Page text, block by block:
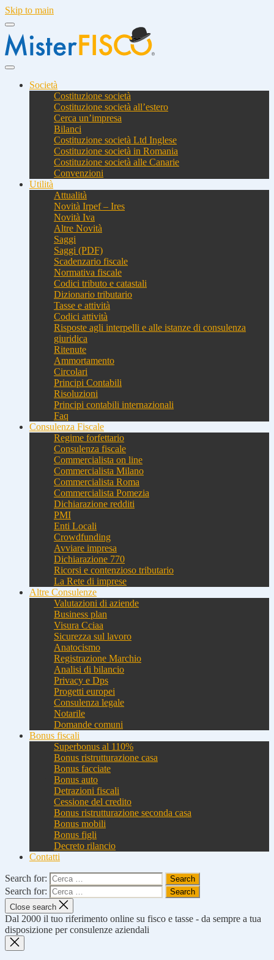
Skip to main
Società
Costituzione società
Costituzione società all’estero
Cerca un’impresa
Bilanci
Costituzione società Ltd Inglese
Costituzione società in Romania
Costituzione società alle Canarie
Convenzioni
Utilità
Attualità
Novità Irpef – Ires
Novità Iva
Altre Novità
Saggi
Saggi (PDF)
Scadenzario fiscale
Normativa fiscale
Codici tributo e catastali
Dizionario tributario
Tasse e attività
Codici attività
Risposte agli interpelli e alle istanze di consulenza
giuridica
Ritenute
Ammortamento
Circolari
Principi Contabili
Risoluzioni
Principi contabili internazionali
Faq
Consulenza Fiscale
Regime forfettario
Consulenza fiscale
Commercialista on line
Commercialista Milano
Commercialista Roma
Commercialista Pomezia
Dichiarazione redditi
PMI
Enti Locali
Crowdfunding
Avviare impresa
Dichiarazione 770
Ricorsi e contenzioso tributario
La Rete di imprese
Altre Consulenze
Valutazioni di aziende
Business plan
Visura Cciaa
Sicurezza sul lavoro
Anatocismo
Registrazione Marchio
Analisi di bilancio
Privacy e Dps
Progetti europei
Consulenza legale
Notarile
Domande comuni
Bonus fiscali
Superbonus al 110%
Bonus ristrutturazione casa
Bonus facciate
Bonus auto
Detrazioni fiscali
Cessione del credito
Bonus ristrutturazione seconda casa
Bonus mobili
Bonus figli
Decreto rilancio
Contatti
Search for:
Search for:
Close search
Dal 2000 il tuo riferimento online su fisco e tasse - da sempre a tua
disposizione per consulenze aziendali